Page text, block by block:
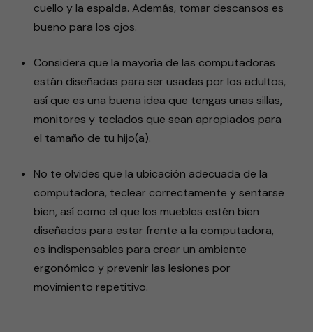
cuello y la espalda. Además, tomar descansos es
bueno para los ojos.
Considera que la mayoría de las computadoras
están diseñadas para ser usadas por los adultos,
así que es una buena idea que tengas unas sillas,
monitores y teclados que sean apropiados para
el tamaño de tu hijo(a).
No te olvides que la ubicación adecuada de la
computadora, teclear correctamente y sentarse
bien, así como el que los muebles estén bien
diseñados para estar frente a la computadora,
es indispensables para crear un ambiente
ergonómico y prevenir las lesiones por
movimiento repetitivo.